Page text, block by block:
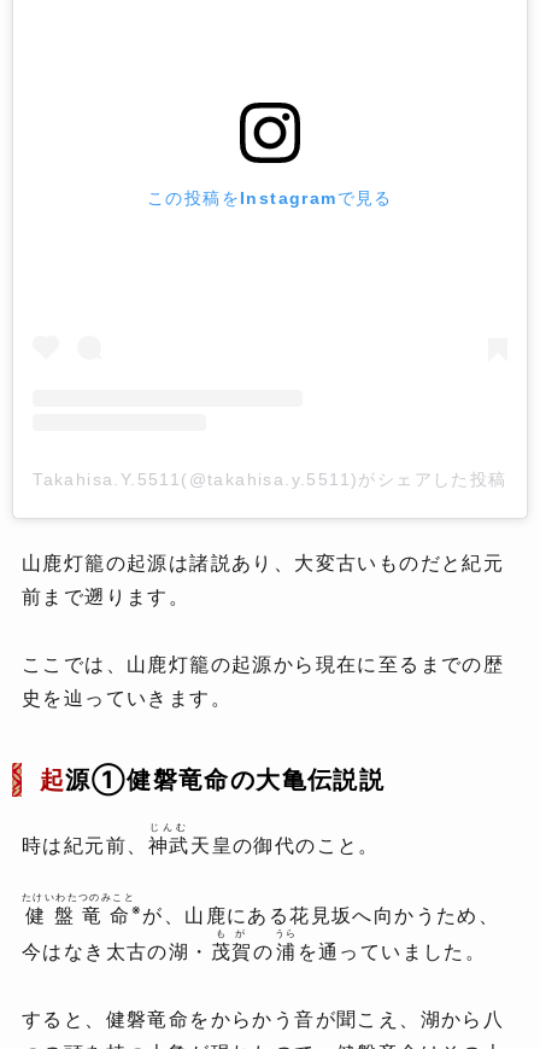
この投稿をInstagramで見る
Takahisa.Y.5511(@takahisa.y.5511)がシェアした投稿
山鹿灯籠の起源は諸説あり、大変古いものだと紀元
前まで遡ります。
ここでは、山鹿灯籠の起源から現在に至るまでの歴
史を辿っていきます。
起源①健磐竜命の大亀伝説説
時は紀元前、 神武
じんむ
天皇の御代のこと。
健盤竜命
たけいわたつのみこと
※ が、山鹿にある花見坂へ向かうため、
今はなき太古の湖・ 茂賀
もが
の浦
うら
を通っていました。
すると、健磐竜命をからかう音が聞こえ、湖から八